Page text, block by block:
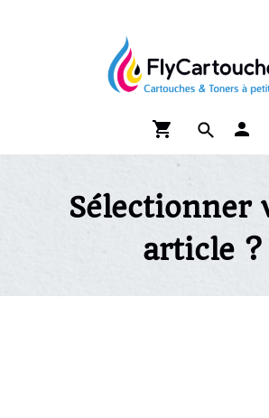
Sélectionner
article ?